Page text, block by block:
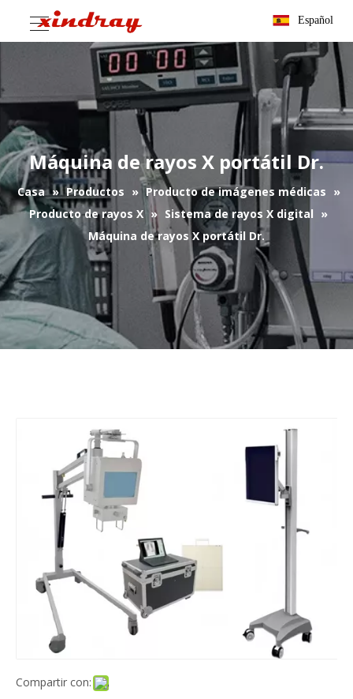
Español
Máquina de rayos X portátil Dr.
Casa » Productos » Producto de imágenes médicas »
Producto de rayos X » Sistema de rayos X digital »
Máquina de rayos X portátil Dr.
Compartir con: